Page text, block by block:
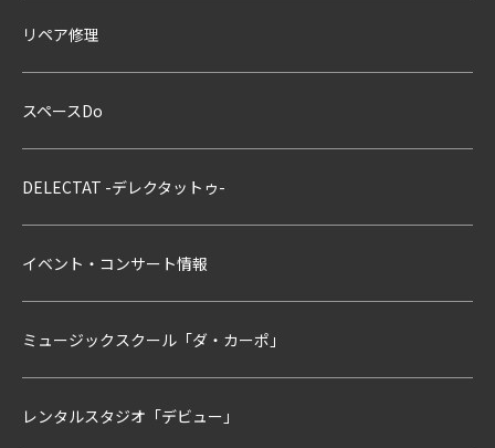
リペア修理
スペースDo
DELECTAT -デレクタットゥ-
イベント・コンサート情報
ミュージックスクール「ダ・カーポ」
レンタルスタジオ「デビュー」